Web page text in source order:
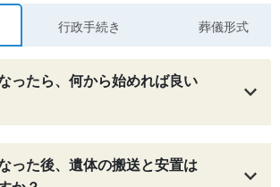
行政手続き 葬儀形式
ったら、何から始めれば良い
った後、遺体の搬送と安置は